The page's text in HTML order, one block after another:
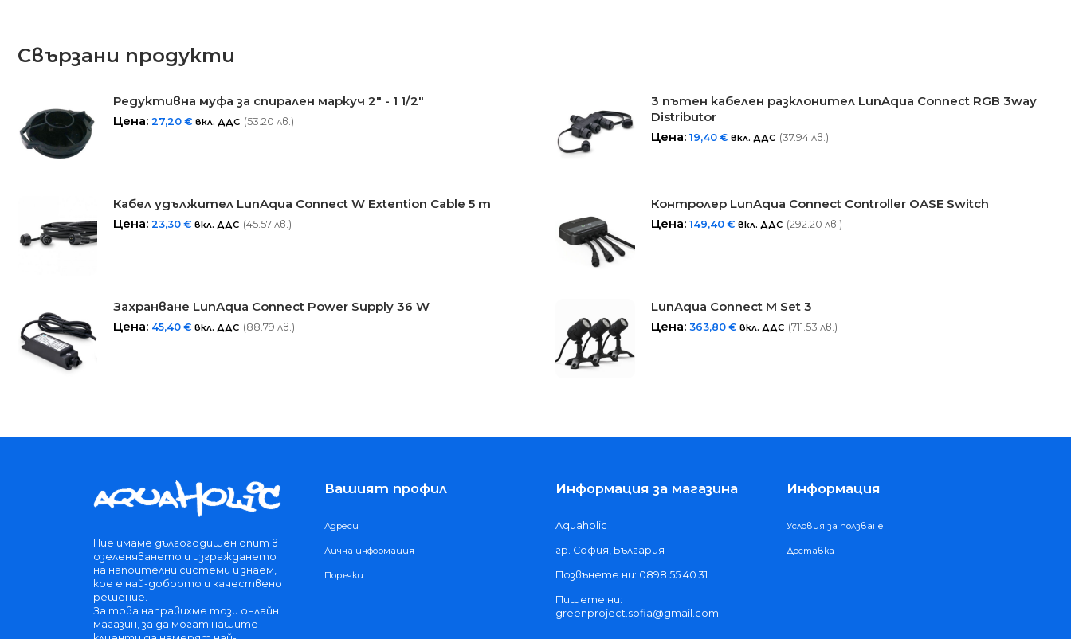
Свързани продукти
Редуктивна муфа за спирален маркуч 2" - 1 1/2"
Цена:27,20€ вкл. ДДС (53.20 лв.)
3 пътен кабелен разклонител LunAqua Connect RGB 3way
Distributor​
Цена: 19,40 € вкл. ДДС (37.94 лв.)
Кабел удължител LunAqua Connect W Extention Cable 5 m
Цена:23,30€ вкл. ДДС (45.57 лв.)
Контролер LunAqua Connect Controller OASE Switch
Цена: 149,40 € вкл. ДДС (292.20 лв.)
Захранване LunAqua Connect Power Supply 36 W
Цена: 45,40€ вкл. ДДС (88.79 лв.)
LunAqua Connect M Set 3​
Цена: 363,80 € вкл. ДДС (711.53 лв.)
Ние имаме дългогодишен опит в
озеленяването и изграждането
на напоителни системи и знаем,
кое е най-доброто и качествено
решение.
За това направихме този онлайн
магазин, за да могат нашите
Вашият профил
Адреси
Лична информация
Поръчки
Информация за магазина
Aquaholic
гр. София, България
Позвънете ни: 0898 55 40 31
Пишете ни:
greenproject.sofia@gmail.com
Информация
Условия за ползване
Доставка